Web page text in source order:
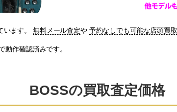
います。 無料メール査定や 予約なしでも可能な店頭買取
動作確認済みです。
BOSSの買取査定価格